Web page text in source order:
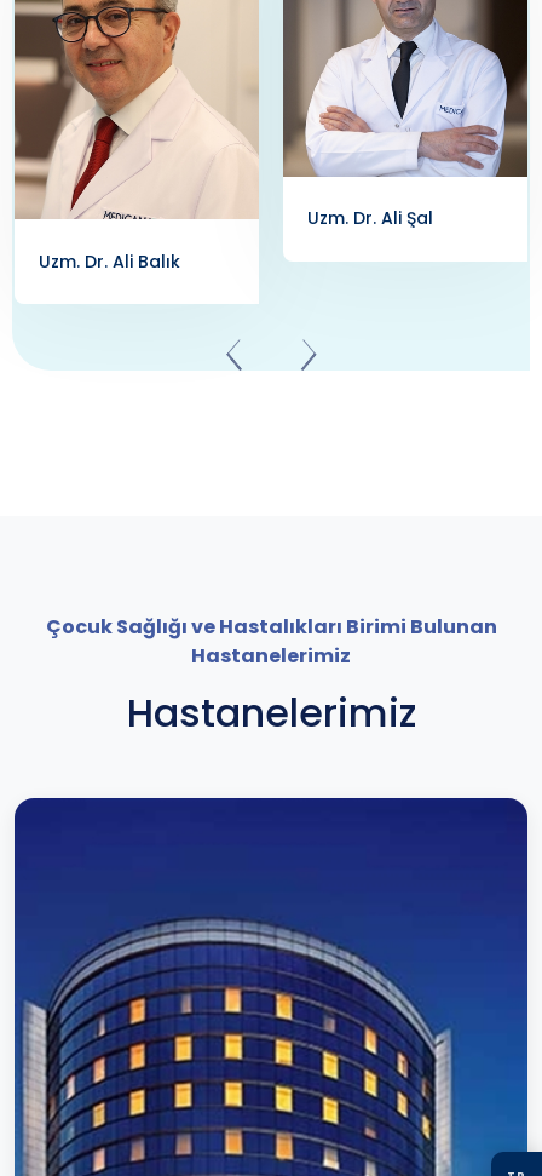
Uzm. Dr. Ali Balık
Uzm. Dr. Ali Şal
Çocuk Sağlığı ve Hastalıkları Birimi Bulunan
Hastanelerimiz
Hastanelerimiz